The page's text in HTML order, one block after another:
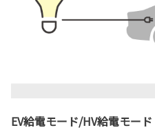
EV給電モード/HV給電モード